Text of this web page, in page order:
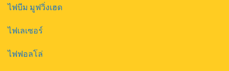
ไฟบีม มูฟวิ่งเฮด
ไฟเลเซอร์
ไฟฟอลโล่